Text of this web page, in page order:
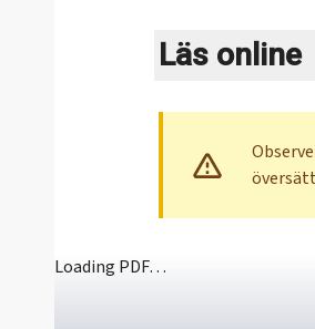
Läs online
Loading PDF…